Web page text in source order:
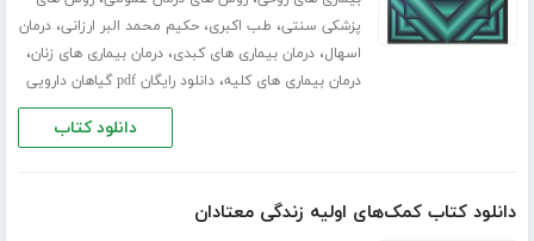
پزشکی سنتی، طب اکبری،حکیم محمد البر ارزانی،درمان
اسهال،درمان بیماری های کبدی،درمان بیماری های زنان،
درمان بیماری های کلیه،دانلود رایگان pdf گیاهان دارویی
دانلود کتاب
دانلود کتاب کمک‌های اولیه زندگی معتادان